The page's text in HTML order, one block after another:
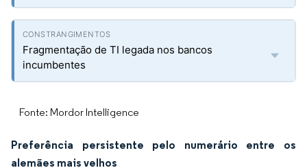
Fragmentação de TI legada nos bancos
incumbentes
Fonte: Mordor Intelligence
Preferência persistente pelo numerário entre os
alemães mais velhos